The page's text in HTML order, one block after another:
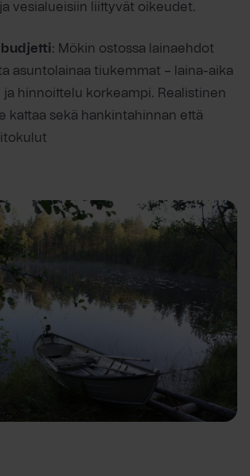
vesialueisiin liittyvät oikeudet.
budjetti: Mökin ostossa lainaehdot
asuntolainaa tiukemmat – laina-aika
hinnoittelu korkeampi. Realistinen
kattaa sekä hankintahinnan että